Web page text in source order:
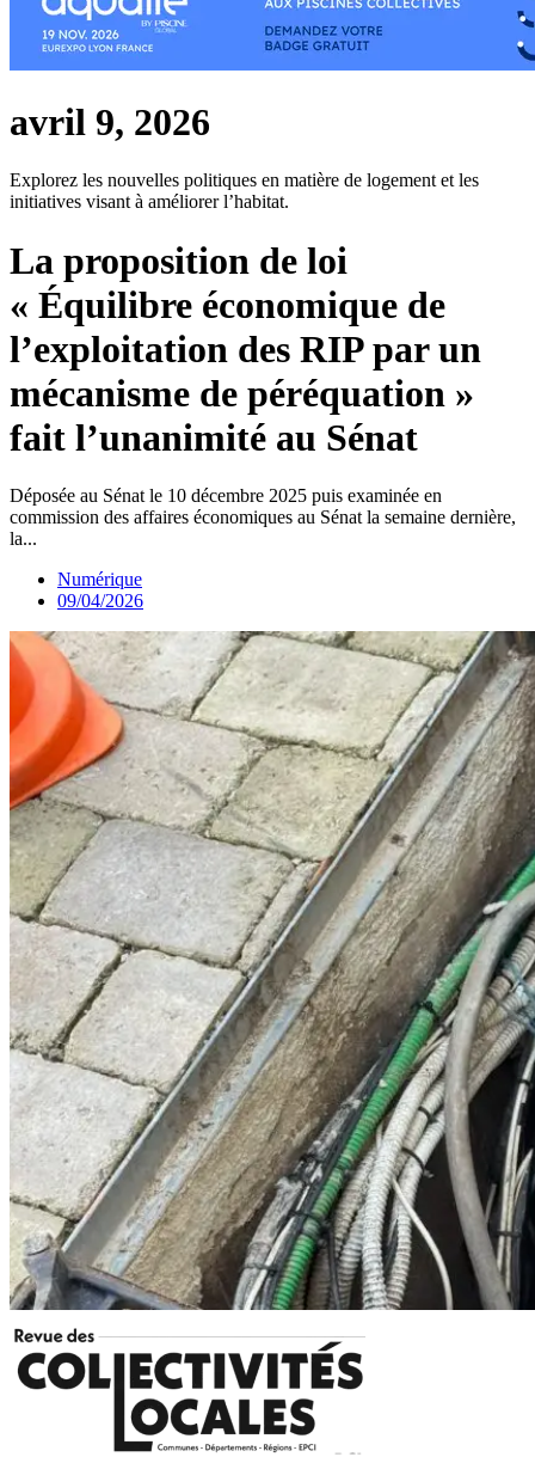
avril 9, 2026
Explorez les nouvelles politiques en matière de logement et les
initiatives visant à améliorer l’habitat.
La proposition de loi
« Équilibre économique de
l’exploitation des RIP par un
mécanisme de péréquation »
fait l’unanimité au Sénat
Déposée au Sénat le 10 décembre 2025 puis examinée en
commission des affaires économiques au Sénat la semaine dernière,
la...
Numérique
09/04/2026